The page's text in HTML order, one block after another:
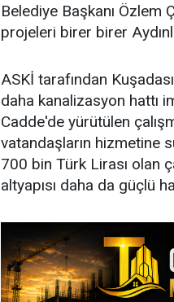
Belediye Başkanı Özlem
projeleri birer birer
ASKİ tarafından
daha kanalizasyon hattı
Cadde'de yürütülen
vatandaşların hizmetine
700 bin Türk Lirası olan
altyapısı daha da güçlü